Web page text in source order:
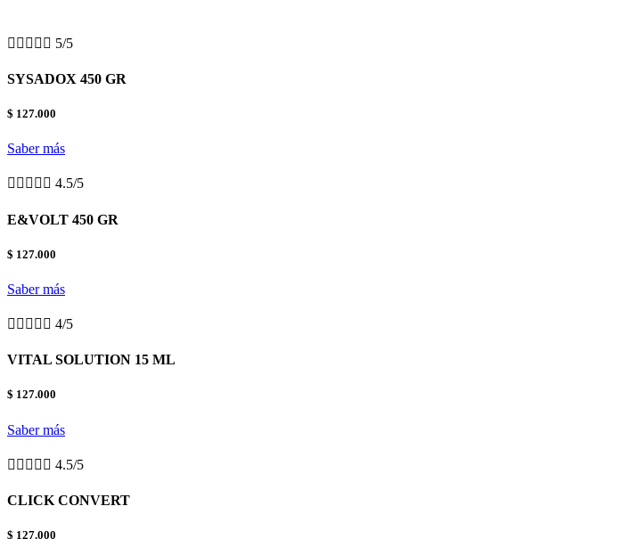
     5/5
SYSADOX 450 GR
$ 127.000
Saber más
     4.5/5
E&VOLT 450 GR
$ 127.000
Saber más
     4/5
VITAL SOLUTION 15 ML
$ 127.000
Saber más
     4.5/5
CLICK CONVERT
$ 127.000